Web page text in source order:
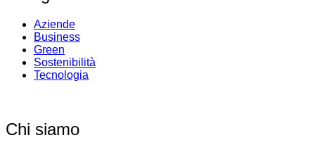
Aziende
Business
Green
Sostenibilità
Tecnologia
Chi siamo